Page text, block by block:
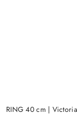
RING 40 cm |